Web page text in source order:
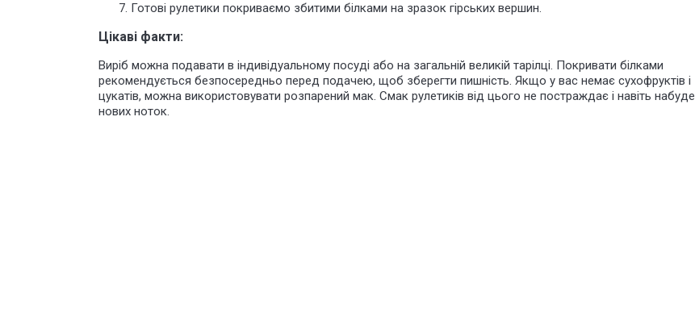
Готові рулетики покриваємо збитими білками на зразок гірських вершин.
Цікаві факти:
Виріб можна подавати в індивідуальному посуді або на загальній великій тарілці. Покривати білками
рекомендується безпосередньо перед подачею, щоб зберегти пишність. Якщо у вас немає сухофруктів і
цукатів, можна використовувати розпарений мак. Смак рулетиків від цього не постраждає і навіть набуде
нових ноток.